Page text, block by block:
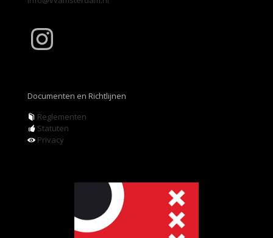
Instagram
Documenten en Richtlijnen
Reglementen
Statuten
Privacy